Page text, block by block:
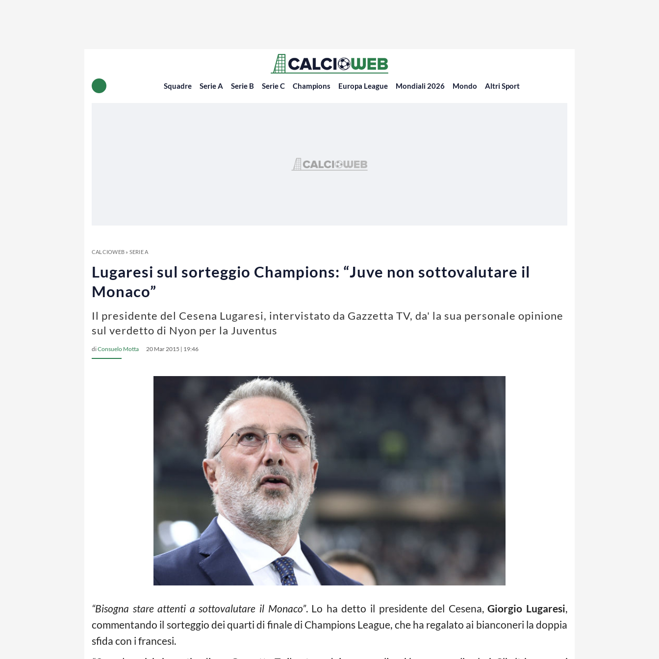
Squadre Serie A Serie B Serie C Champions Europa League Mondiali 2026 Mondo Altri Sport
CALCIOWEB» SERIE A
Lugaresi sul sorteggio Champions: “Juve non sottovalutare il
Monaco”
Il presidente del Cesena Lugaresi, intervistato da Gazzetta TV, da' la sua personale opinione
sul verdetto di Nyon per la Juventus
diConsuelo Motta 20 Mar 2015 | 19:46
“Bisogna stare attenti a sottovalutare il Monaco”. Lo ha detto il presidente del Cesena,Giorgio Lugaresi,
commentando il sorteggio dei quarti di finale di Champions League, che ha regalato ai bianconeri la doppia
sfida con i francesi.